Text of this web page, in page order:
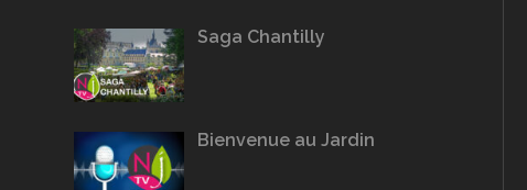
Saga Chantilly
Bienvenue au Jardin